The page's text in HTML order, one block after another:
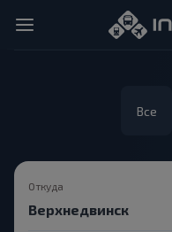
Все
Откуда